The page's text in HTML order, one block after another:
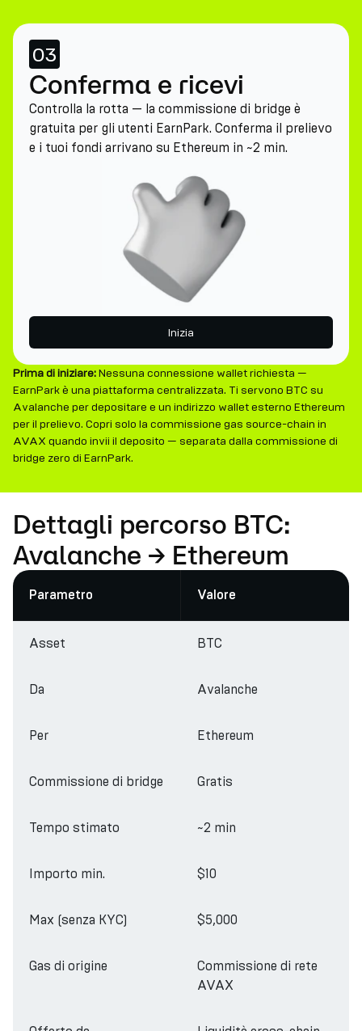
03
Conferma e ricevi
Controlla la rotta — la commissione di bridge è
gratuita per gli utenti EarnPark. Conferma il prelievo
e i tuoi fondi arrivano su Ethereum in ~2 min.
Inizia
Prima di iniziare:Nessuna connessione wallet richiesta —
EarnPark è una piattaforma centralizzata. Ti servono BTC su
Avalanche per depositare e un indirizzo wallet esterno Ethereum
per il prelievo. Copri solo la commissione gas source-chain in
AVAX quando invii il deposito — separata dalla commissione di
bridge zero di EarnPark.
Dettagli percorso BTC:
Avalanche → Ethereum
Parametro Valore
Asset BTC
Da Avalanche
Per Ethereum
Commissione di bridge Gratis
Tempo stimato ~2 min
Importo min. $10
Max (senza KYC) $5,000
Gas di origine
Commissione di rete
AVAX